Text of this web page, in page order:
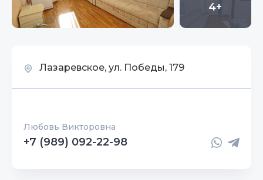
4+
Лазаревское, ул. Победы, 179
Любовь Викторовна
+7 (989) 092-22-98